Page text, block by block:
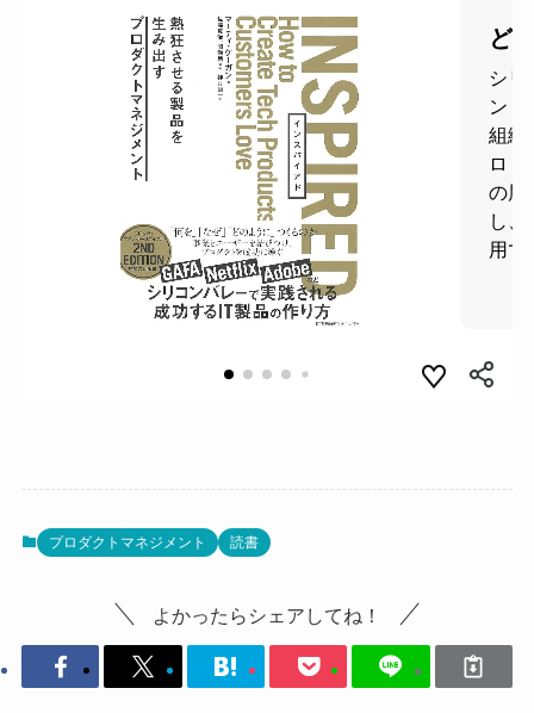
プロダクトマネジメント 読書
よかったらシェアしてね！